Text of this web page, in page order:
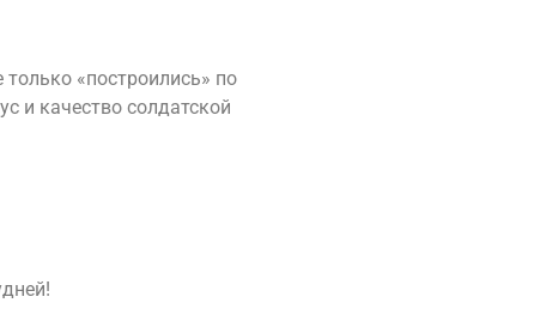
«построились» по
и качество солдатской